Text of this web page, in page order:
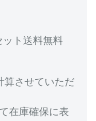
ット送料無料
算させていただ
在庫確保に表